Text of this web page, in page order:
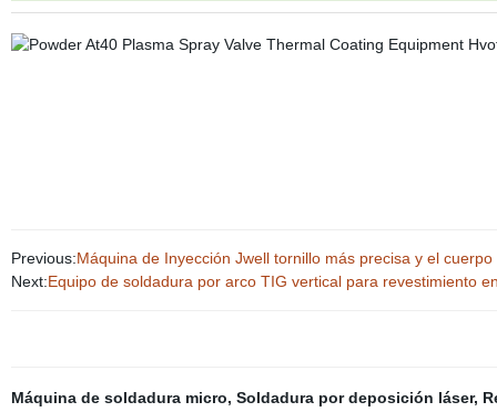
Previous:Máquina de Inyección Jwell tornillo más precisa y el cuerpo
Next:Equipo de soldadura por arco TIG vertical para revestimiento
Máquina de soldadura micro, Soldadura por deposición láser,